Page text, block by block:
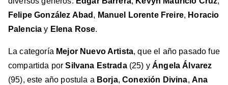
Felipe González Abad , Manuel Lorente Freire, Horacio
Palencia y Elena Rose.
La categoría Mejor Nuevo Artista, que el año pasado fue
compartida porSilvana Estrada(25) yÁngela Álvarez
(95), este año postula a Borja,Conexión Divina, Ana